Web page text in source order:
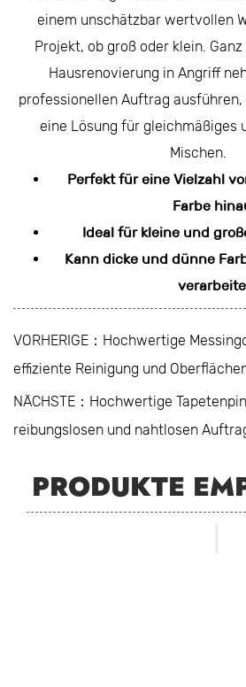
einem unschätzbar wertvollen
Projekt, ob groß oder klein.
Hausrenovierung in Angriff
professionellen Auftrag
eine Lösung für gleichmäßiges
Mischen.
Perfekt für eine Vielzahl
Farbe
Ideal für kleine und
Kann dicke und dünne
VORHERIGE：Hochwertige
effiziente Reinigung und
NÄCHSTE：Hochwertige
reibungslosen und nahtlosen
PRODUKTE